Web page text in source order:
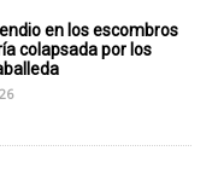
en los escombros
colapsada por los